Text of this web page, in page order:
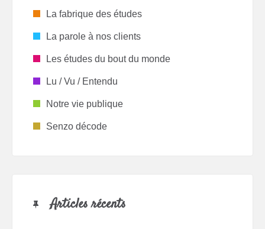
La fabrique des études
La parole à nos clients
Les études du bout du monde
Lu / Vu / Entendu
Notre vie publique
Senzo décode
Articles récents